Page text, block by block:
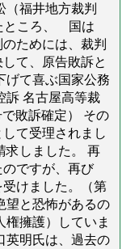
（福井地方裁判
ところ、 国は
ためには、裁判
て、原告敗訴と
て喜ぶ国家公務
名古屋高等裁
敗訴確定） その
て受理されまし
求しました。 再
ですが、再び
受けました。（第
望と恐怖があるの
擁護）していま
明氏は、過去の